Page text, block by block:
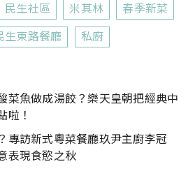
民生社區 米其林
春季新菜
生東路餐廳 私廚
菜魚做成湯餃？樂天皇朝把經典中
啦！
專訪新式粵菜餐廳玖尹主廚李冠
表現食慾之秋